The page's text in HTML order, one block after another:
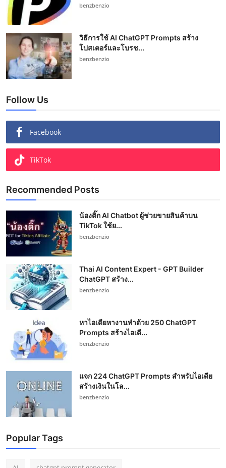
benzbenzio
วิธีการใช้ AI ChatGPT Prompts สร้าง
โปสเตอร์และโบรช...
benzbenzio
Follow Us
Facebook
TikTok
Recommended Posts
น้องติ๊ก AI Chatbot ผู้ช่วยขายสินค้าบน
TikTok ใช้ย...
benzbenzio
Thai AI Content Expert - GPT Builder
ChatGPT สร้าง...
benzbenzio
หาไอเดียหางานทำด้วย 250 ChatGPT
Prompts สร้างไอเดี...
benzbenzio
แจก 224 ChatGPT Prompts สำหรับไอเดีย
สร้างเงินในโล...
benzbenzio
Popular Tags